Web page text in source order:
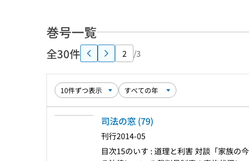
巻号一覧
全30件 /3
司法の窓 (79)
刊行2014-05
目次15のいす : 道理と利害 対談「家族の